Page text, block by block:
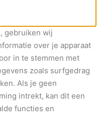
gebruiken wij
over je apparaat
in te stemmen met
zoals surfgedrag
Als je geen
intrekt, kan dit een
functies en